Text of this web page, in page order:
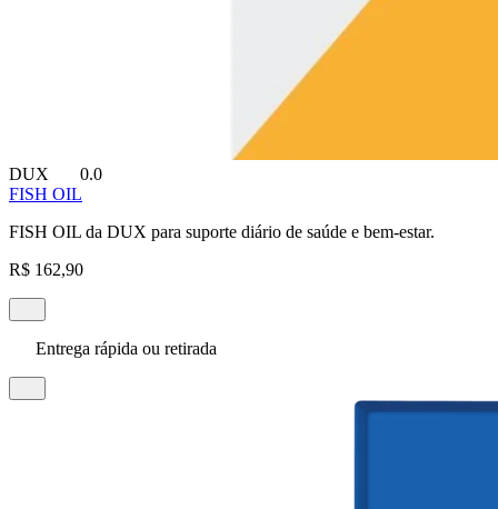
DUX
0.0
FISH OIL
FISH OIL da DUX para suporte diário de saúde e bem-estar.
R$ 162,90
Entrega rápida ou retirada